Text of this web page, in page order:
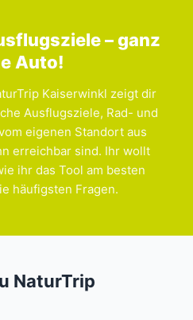
– ganz
Auto!
Kaiserwinkl zeigt dir
Ausflugsziele, Rad- und
eigenen Standort aus
erreichbar sind. Ihr wollt
ihr das Tool am besten
häufigsten Fragen.
NaturTrip